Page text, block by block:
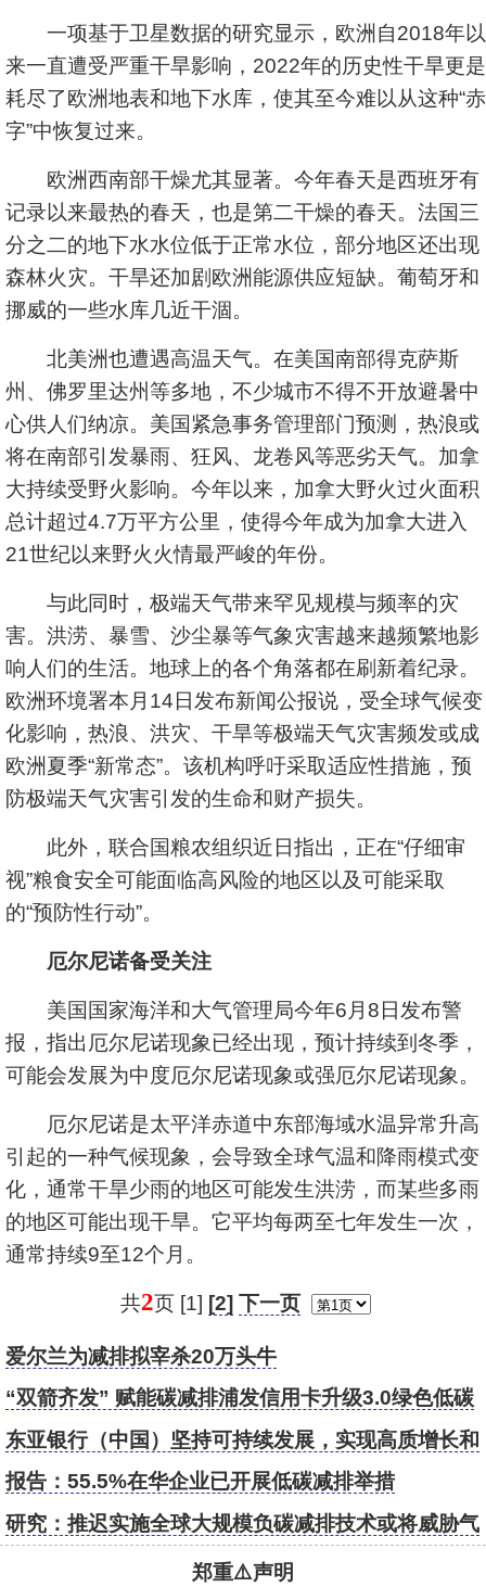
一项基于卫星数据的研究显示，欧洲自2018年以
来一直遭受严重干旱影响，2022年的历史性干旱更是
耗尽了欧洲地表和地下水库，使其至今难以从这种“赤
字”中恢复过来。
欧洲西南部干燥尤其显著。今年春天是西班牙有
记录以来最热的春天，也是第二干燥的春天。法国三
分之二的地下水水位低于正常水位，部分地区还出现
森林火灾。干旱还加剧欧洲能源供应短缺。葡萄牙和
挪威的一些水库几近干涸。
北美洲也遭遇高温天气。在美国南部得克萨斯
州、佛罗里达州等多地，不少城市不得不开放避暑中
心供人们纳凉。美国紧急事务管理部门预测，热浪或
将在南部引发暴雨、狂风、龙卷风等恶劣天气。加拿
大持续受野火影响。今年以来，加拿大野火过火面积
总计超过4.7万平方公里，使得今年成为加拿大进入
21世纪以来野火火情最严峻的年份。
与此同时，极端天气带来罕见规模与频率的灾
害。洪涝、暴雪、沙尘暴等气象灾害越来越频繁地影
响人们的生活。地球上的各个角落都在刷新着纪录。
欧洲环境署本月14日发布新闻公报说，受全球气候变
化影响，热浪、洪灾、干旱等极端天气灾害频发或成
欧洲夏季“新常态”。该机构呼吁采取适应性措施，预
防极端天气灾害引发的生命和财产损失。
此外，联合国粮农组织近日指出，正在“仔细审
视”粮食安全可能面临高风险的地区以及可能采取
的“预防性行动”。
厄尔尼诺备受关注
美国国家海洋和大气管理局今年6月8日发布警
报，指出厄尔尼诺现象已经出现，预计持续到冬季，
可能会发展为中度厄尔尼诺现象或强厄尔尼诺现象。
厄尔尼诺是太平洋赤道中东部海域水温异常升高
引起的一种气候现象，会导致全球气温和降雨模式变
化，通常干旱少雨的地区可能发生洪涝，而某些多雨
的地区可能出现干旱。它平均每两至七年发生一次，
通常持续9至12个月。
共2页 [1] [2] 下一页
爱尔兰为减排拟宰杀20万头牛
“双箭齐发” 赋能碳减排浦发信用卡升级3.0绿色低碳
服务
东亚银行（中国）坚持可持续发展，实现高质增长和
低碳减排双赢
报告：55.5%在华企业已开展低碳减排举措
研究：推迟实施全球大规模负碳减排技术或将威胁气
郑重⚠️声明